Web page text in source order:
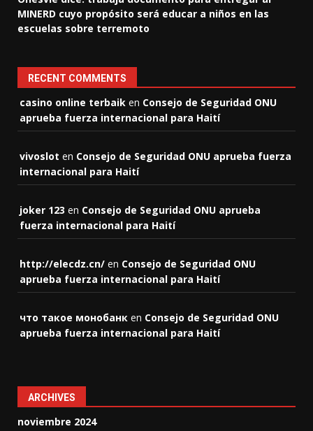
MINERD cuyo propósito será educar a niños en las
escuelas sobre terremoto
RECENT COMMENTS
casino online terbaik en Consejo de Seguridad ONU
aprueba fuerza internacional para Haití
vivoslot en Consejo de Seguridad ONU aprueba fuerza
internacional para Haití
joker 123 en Consejo de Seguridad ONU aprueba
fuerza internacional para Haití
http://elecdz.cn/ en Consejo de Seguridad ONU
aprueba fuerza internacional para Haití
что такое монобанк en Consejo de Seguridad ONU
aprueba fuerza internacional para Haití
ARCHIVES
noviembre 2024